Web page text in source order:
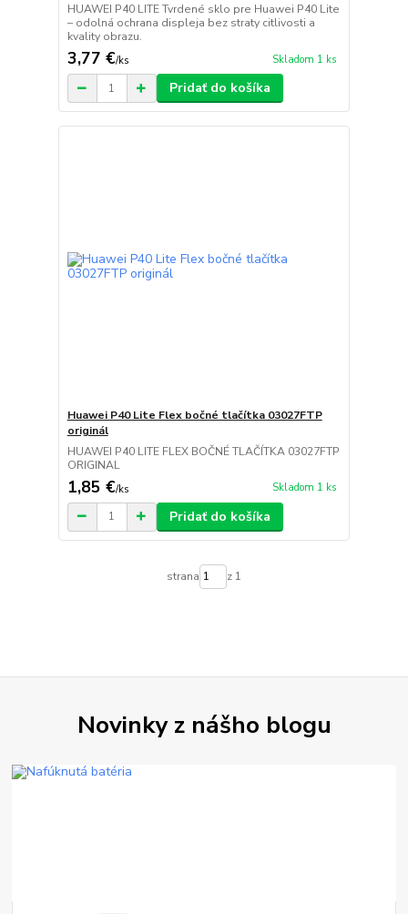
HUAWEI P40 LITE Tvrdené sklo pre Huawei P40 Lite
– odolná ochrana displeja bez straty citlivosti a
kvality obrazu.
3,77 €/ks Skladom 1 ks
Pridať do košíka
Huawei P40 Lite Flex bočné tlačítka 03027FTP
originál
HUAWEI P40 LITE FLEX BOČNÉ TLAČÍTKA 03027FTP
ORIGINAL
1,85 €/ks Skladom 1 ks
Pridať do košíka
strana z 1
Novinky z nášho blogu